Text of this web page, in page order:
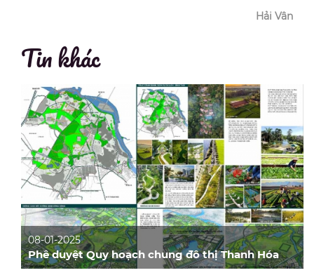
Hải Vân
Tin khác
08-01-2025
Phê duyệt Quy hoạch chung đô thị Thanh Hóa